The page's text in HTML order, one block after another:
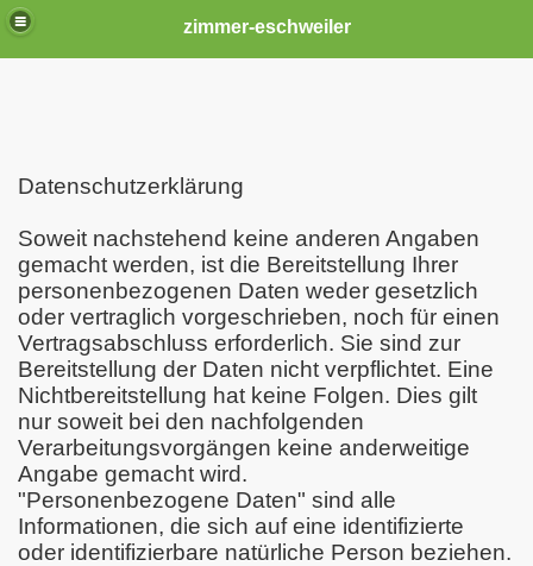
zimmer-eschweiler
Datenschutzerklärung
Soweit nachstehend keine anderen Angaben
gemacht werden, ist die Bereitstellung Ihrer
personenbezogenen Daten weder gesetzlich
oder vertraglich vorgeschrieben, noch für einen
Vertragsabschluss erforderlich. Sie sind zur
Bereitstellung der Daten nicht verpflichtet. Eine
Nichtbereitstellung hat keine Folgen. Dies gilt
nur soweit bei den nachfolgenden
Verarbeitungsvorgängen keine anderweitige
Angabe gemacht wird.
"Personenbezogene Daten" sind alle
Informationen, die sich auf eine identifizierte
oder identifizierbare natürliche Person beziehen.